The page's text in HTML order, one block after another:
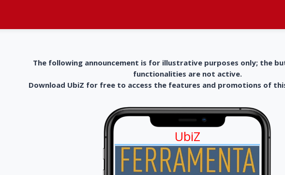
The following announcement is for illustrative purposes only; the
functionalities are not active.
Download UbiZ for free to access the features and promotions of
UbiZ